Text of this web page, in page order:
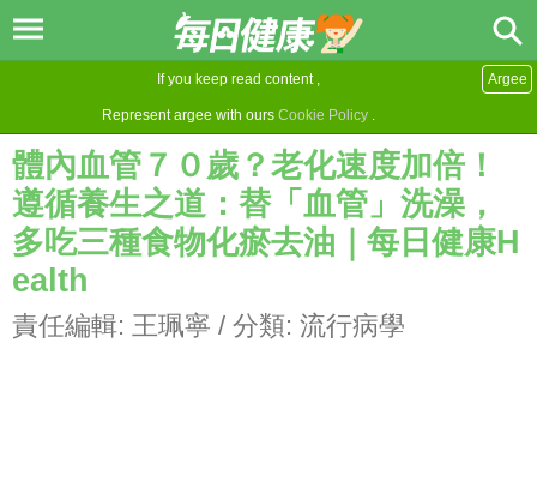
If you keep read content ,
Represent argee with ours Cookie Policy .
Argee
體內血管７０歲？老化速度加倍！
遵循養生之道：替「血管」洗澡，
多吃三種食物化瘀去油｜每日健康H
ealth
責任編輯: 王珮寧 / 分類: 流行病學